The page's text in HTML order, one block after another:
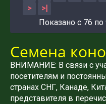
>
>|
Показано с 76 по
Семена
ВНИМАНИЕ: В связи с
посетителям и
странах СНГ, Канаде,
представителя в